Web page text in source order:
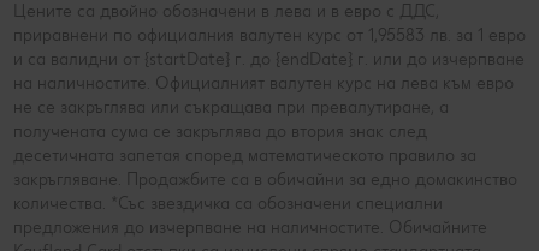
Цените са двойно обозначени в лева и в евро с ДДС,
приравнени по официалния валутен курс от 1,95583 лв. за 1 евро
и са валидни от {startDate} г. до {endDate} г. или до изчерпване
на наличностите. Официалният валутен курс на лева към евро
не се закръглява или съкращава при превалутиране, а
получената сума се закръглява до втория знак след
десетичната запетая според математическото правило за
закръгляване. Продажбите са в обичайни за едно домакинство
количества. *Със звездичка са обозначени специални
предложения до изчерпване на наличностите. Обичайните